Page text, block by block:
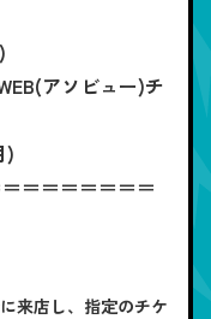
アソビュー)チ
)
＝＝＝＝＝＝＝
来店し、指定のチケ